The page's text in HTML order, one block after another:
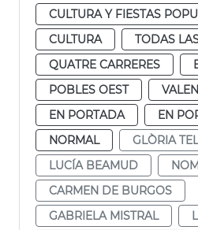
CULTURA Y FIESTAS
CULTURA
TODAS
QUATRE CARRERES
POBLES OEST
EN PORTADA
EN
NORMAL
GLÒRIA
LUCÍA BEAMUD
CARMEN DE BURGOS
GABRIELA MISTRAL